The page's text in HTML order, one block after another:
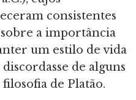
consistentes
a importância
um estilo de vida
de alguns
filosofia de Platão.